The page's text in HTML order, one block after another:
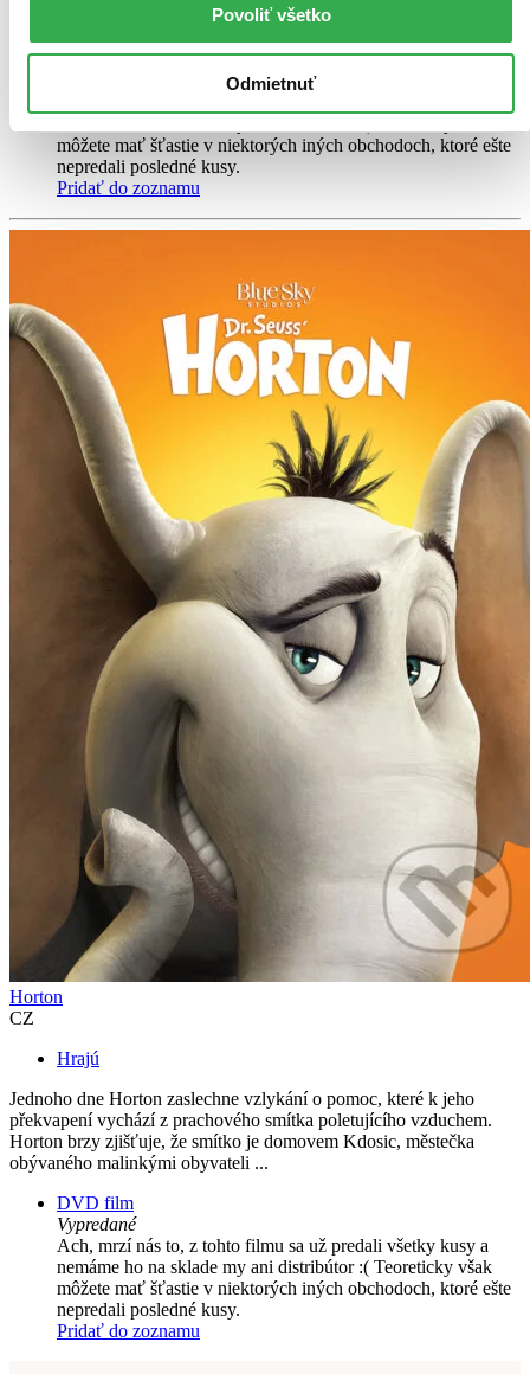
Povoliť všetko
Odmietnuť
DVD film
môžete mať šťastie v niektorých iných obchodoch, ktoré ešte
nepredali posledné kusy.
Pridať do zoznamu
Horton
CZ
Hrajú
Jednoho dne Horton zaslechne vzlykání o pomoc, které k jeho
překvapení vychází z prachového smítka poletujícího vzduchem.
Horton brzy zjišťuje, že smítko je domovem Kdosic, městečka
obývaného malinkými obyvateli ...
DVD film
Vypredané
Ach, mrzí nás to, z tohto filmu sa už predali všetky kusy a
nemáme ho na sklade my ani distribútor :( Teoreticky však
môžete mať šťastie v niektorých iných obchodoch, ktoré ešte
nepredali posledné kusy.
Pridať do zoznamu